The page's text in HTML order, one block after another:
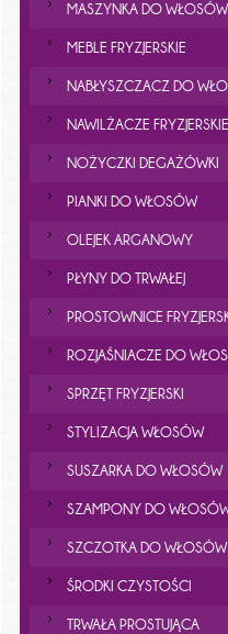
MASZYNKA DO WŁOSÓW
MEBLE FRYZJERSKIE
NABŁYSZCZACZ DO
NAWILŻACZE FRYZJERSKIE
NOŻYCZKI DEGAŻÓWKI
PIANKI DO WŁOSÓW
OLEJEK ARGANOWY
PŁYNY DO TRWAŁEJ
PROSTOWNICE
ROZJAŚNIACZE DO
SPRZĘT FRYZJERSKI
STYLIZACJA WŁOSÓW
SUSZARKA DO WŁOSÓW
SZAMPONY DO
SZCZOTKA DO WŁOSÓW
ŚRODKI CZYSTOŚCI
TRWAŁA PROSTUJĄCA